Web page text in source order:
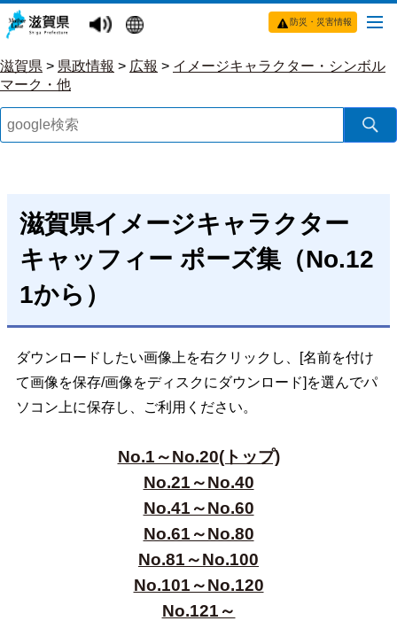
防災・災害情報
滋賀県 > 県政情報 > 広報 > イメージキャラクター・シンボル
マーク・他
滋賀県イメージキャラクター
キャッフィー ポーズ集（No.12
1から）
ダウンロードしたい画像上を右クリックし、[名前を付け
て画像を保存/画像をディスクにダウンロード]を選んでパ
ソコン上に保存し、ご利用ください。
No.1～No.20(トップ)
No.21～No.40
No.41～No.60
No.61～No.80
No.81～No.100
No.101～No.120
No.121～